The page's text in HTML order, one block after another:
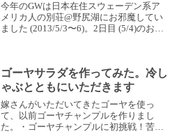
今年のGWは日本在住スウェーデン系ア
メリカ人の別荘@野尻湖にお邪魔してい
ました (2013/5/3〜6)。2日目 (5/4)のお昼
ゴーヤサラダを作ってみた。冷し
ゃぶとともにいただきます
嫁さんがいただいてきたゴーヤを使っ
て、以前ゴーヤチャンプルを作りまし
た。・ゴーヤチャンプルに初挑戦！苦味